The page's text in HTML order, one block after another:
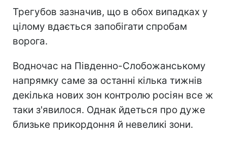
Трегубов зазначив, що в обох випадках у
цілому вдається запобігати спробам
ворога.
Водночас на Південно-Слобожанському
напрямку саме за останні кілька тижнів
декілька нових зон контролю росіян все ж
таки з'явилося. Однак йдеться про дуже
близьке прикордоння й невеликі зони.